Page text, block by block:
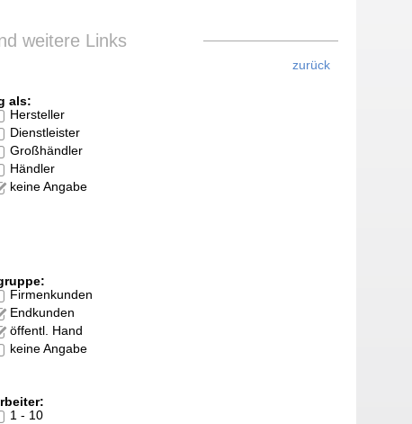
weitere Links
zurück
als:
Hersteller
Dienstleister
Großhändler
Händler
keine Angabe
Firmenkunden
Endkunden
öffentl. Hand
keine Angabe
1 - 10